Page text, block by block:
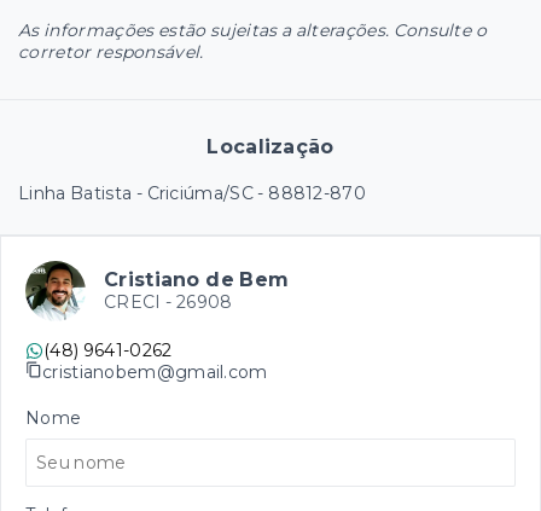
As informações estão sujeitas a alterações. Consulte o
corretor responsável.
Localização
Linha Batista - Criciúma/SC- 88812-870
Cristiano de Bem
CRECI - 26908
(48) 9641-0262
cristianobem@gmail.com
Nome